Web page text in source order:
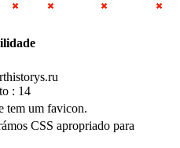
: 14
tem um favicon.
CSS apropriado para